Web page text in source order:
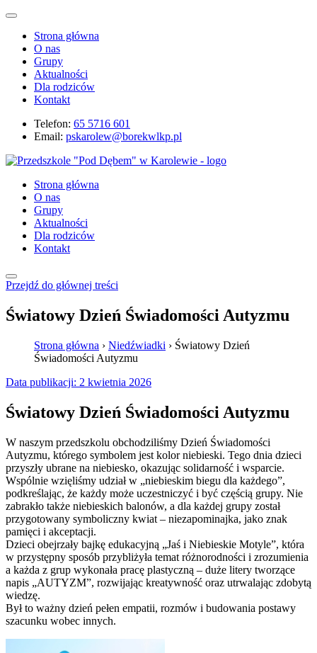
Strona główna
O nas
Grupy
Aktualności
Dla rodziców
Kontakt
Telefon: 65 5716 601
Email: pskarolew@borekwlkp.pl
Strona główna
O nas
Grupy
Aktualności
Dla rodziców
Kontakt
Przejdź do głównej treści
Światowy Dzień Świadomości Autyzmu
Strona główna › Niedźwiadki › Światowy Dzień
Świadomości Autyzmu
Data publikacji: 2 kwietnia 2026
Światowy Dzień Świadomości Autyzmu
W naszym przedszkolu obchodziliśmy Dzień Świadomości
Autyzmu, którego symbolem jest kolor niebieski. Tego dnia dzieci
przyszły ubrane na niebiesko, okazując solidarność i wsparcie.
Wspólnie wzięliśmy udział w „niebieskim biegu dla każdego”,
podkreślając, że każdy może uczestniczyć i być częścią grupy. Nie
zabrakło także niebieskich balonów, a dla każdej grupy został
przygotowany symboliczny kwiat – niezapominajka, jako znak
pamięci i akceptacji.
Dzieci obejrzały bajkę edukacyjną „Jaś i Niebieskie Motyle”, która
w przystępny sposób przybliżyła temat różnorodności i zrozumienia
a każda z grup wykonała pracę plastyczną – duże litery tworzące
napis „AUTYZM”, rozwijając kreatywność oraz utrwalając zdobytą
wiedzę.
Był to ważny dzień pełen empatii, rozmów i budowania postawy
szacunku wobec innych.